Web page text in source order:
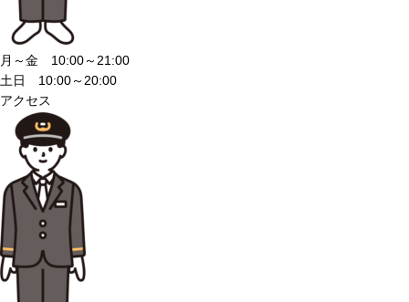
月～金 10:00～21:00
土日 10:00～20:00
アクセス